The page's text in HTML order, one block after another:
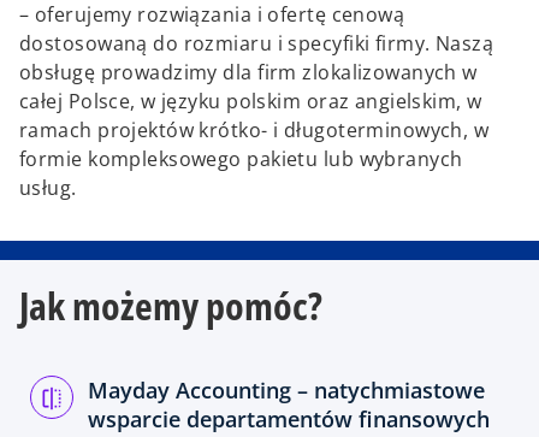
– oferujemy rozwiązania i ofertę cenową
dostosowaną do rozmiaru i specyfiki firmy. Naszą
obsługę prowadzimy dla firm zlokalizowanych w
całej Polsce, w języku polskim oraz angielskim, w
ramach projektów krótko- i długoterminowych, w
formie kompleksowego pakietu lub wybranych
usług.
Jak możemy pomóc?
Mayday Accounting – natychmiastowe
wsparcie departamentów finansowych